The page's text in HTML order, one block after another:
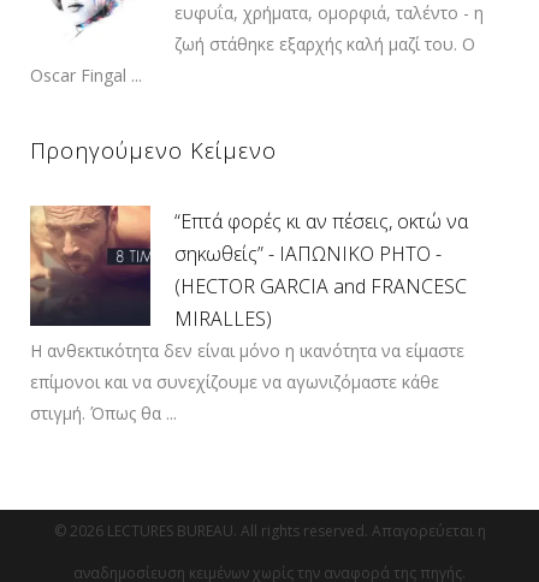
ευφυΐα, χρήματα, ομορφιά, ταλέντο - η
ζωή στάθηκε εξαρχής καλή μαζί του. Ο
Oscar Fingal ...
Προηγούμενο Κείμενο
“Επτά φορές κι αν πέσεις, οκτώ να
σηκωθείς” - ΙΑΠΩΝΙΚΟ ΡΗΤΟ -
(HECTOR GARCIA and FRANCESC
MIRALLES)
Η ανθεκτικότητα δεν είναι μόνο η ικανότητα να είμαστε
επίμονοι και να συνεχίζουμε να αγωνιζόμαστε κάθε
στιγμή. Όπως θα ...
© 2026 LECTURES BUREAU. All rights reserved. Απαγορεύεται η
αναδημοσίευση κειμένων χωρίς την αναφορά της πηγής.